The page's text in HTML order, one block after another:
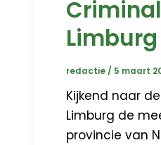
Limburg
redactie / 5 maart
Kijkend naar
Limburg de
provincie van